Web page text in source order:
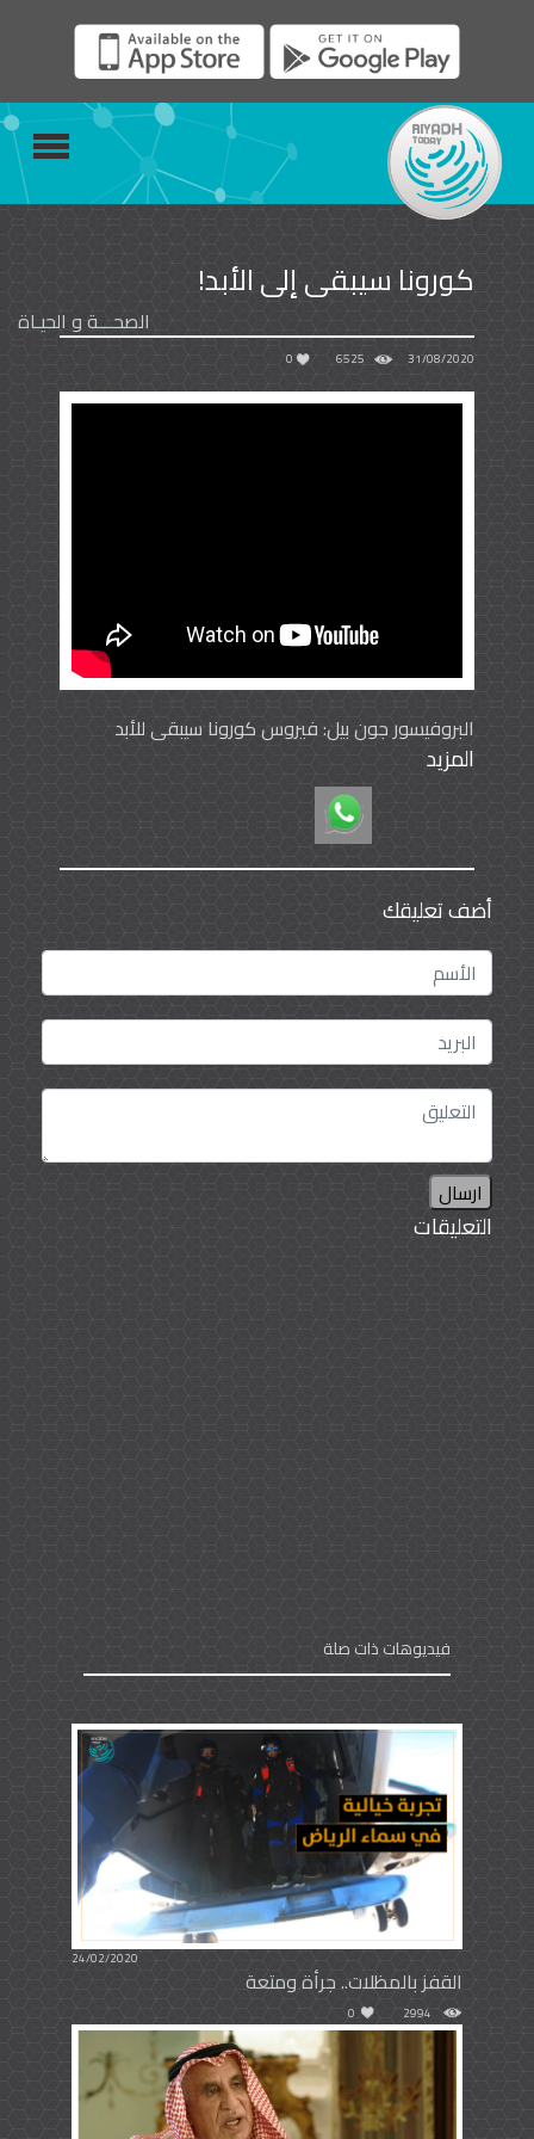
كورونا سيبقى إلى الأبد!
الصحـــة و الحيـاة
31/08/2020
6525
0
البروفيسور جون بيل: فيروس كورونا سيبقى للأبد
في وقت سابق استشهد رئيس منظمة الصحة العالمية،
تيدروس أدهانوم غيبريسوس، بالإنفلونزا الإسبانية ،
والتي احتاجت عامين من أجل أن تنحسر في العام 1918
واستخدم ذلك لمقاربة الوضع مع فايروس كورونا،
وقال إنه "يمكن أن يؤدي التطور التكنولوجي إلى
القضاء على الفايروس في فترة أقصر" لكنّ توقعات
متشائمة لدى بعض العلماء والمختصين يرون أن
الفايروس قد يبقى إلى الأبد؛ لأسباب مختلفة عضو في
اللجنة الاستشارية للحكومة البريطانية المعنية بالتعامل
مع الطوارئ، أكد ذلك في تصريحات لشبكة بي بي سي،
أدلى بها مؤخراً، تضمنت الإشارة إلى ضرورة "أخذ الناس
اللقاح -لدى التوصل إليه- بشكل متكرر" عوامل مختلف
تدفع لذلك الاتجاه -طبقاً للسير مارك والبورت،- من بينها
الكثافة السكانية والسفر، بما يسهل انتشار الفايروس،
على أساس أن عدد سكان العالم اليوم أكبر بكثير مما
كان عليه في 1918ويرى أن فايروس كورونا لن يكون
مثل الجدري الذي أمكن القضاء عليه، بل هو يشبه
الإنفلونزا، أي أن التطعيم يجب أن يكون دورياً. لكنّ
البروفيسور جون بيل، وهو عالم بارز وأستاذ الطب في
"جامعة أكسفورد"، قد رصد سبباً آخر لاعتقاده ببقاء
الفايروس للأبد، وهو أن العنصر المسبّب لعدوى كورونا
قد لا يُقضى عليه أبداً وقال "المؤشرات تظهر أننا
سنشهد دورات من اللقاحات وموجات من تكاثر
الأمراض، ثم مزيداً من اللقاحات ومزيداً من الأمراض"،
مستشهداً بمرض شلل الأطفال، الذي هو موجود دائماً
رغم أن له لقاحاً.. وفي جميع الأحوال، يعتقد الأطباء بأن
الالتزام بالإجراءات الوقائية والتباعد الاجتماعي، تبقى
دائماً عوامل مهمة من أجل الوقايةً من الإصابة
بالفايروس.
المزيد
أضف تعليقك
ارسال
التعليقات
فيديوهات ذات صلة
24/02/2020
القفز بالمظلات.. جرأة ومتعة
2994
0